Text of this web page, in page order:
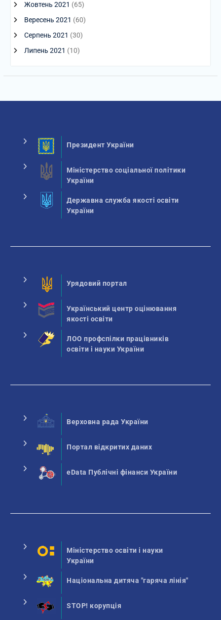
Жовтень 2021 (65)
Вересень 2021 (60)
Серпень 2021 (30)
Липень 2021 (10)
Президент України
Міністерство соціальної політики
України
Державна служба якості освіти
України
Урядовий портал
Український центр оцінювання
якості освіти
ЛОО профспілки працівників
освіти і науки України
Верховна рада України
Портал відкритих даних
eData Публічні фінанси України
Міністерство освіти і науки
України
Національна дитяча "гаряча лінія"
STOP! корупція